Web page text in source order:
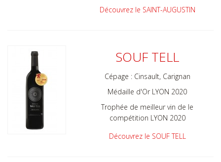
Découvrez le SAINT-AUGUSTIN
SOUF TELL
Cépage : Cinsault, Carignan
Médaille d'Or LYON 2020
Trophée de meilleur vin de le
compétition LYON 2020
Découvrez le SOUF TELL